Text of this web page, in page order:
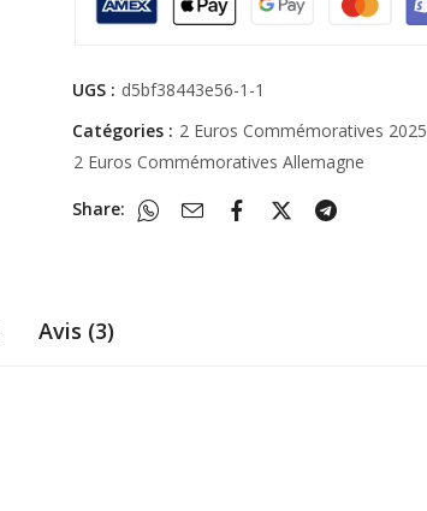
UGS : d5bf38443e56-1-1
Catégories : 2 Euros Commémoratives 2025
2 Euros Commémoratives Allemagne
Share:
Avis (3)